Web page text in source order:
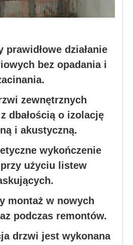
prawidłowe działanie
bez opadania i
zewnętrznych
dbałością o izolację
i akustyczną.
wykończenie
przy użyciu listew
montaż w nowych
podczas remontów.
drzwi jest wykonana